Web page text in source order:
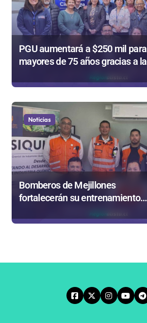
PGU aumentará a $250 mil para
mayores de 75 años gracias a la
reforma aprobada el 2025
Noticias
Bomberos de Mejillones
fortalecerán su entrenamiento
para enfrentar emergencias
complejas